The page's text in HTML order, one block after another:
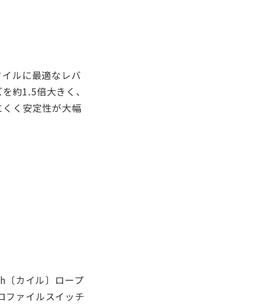
ルに最適なレバ
約1.5倍大きく、
く安定性が大幅
〔カイル〕ロープ
ファイルスイッチ